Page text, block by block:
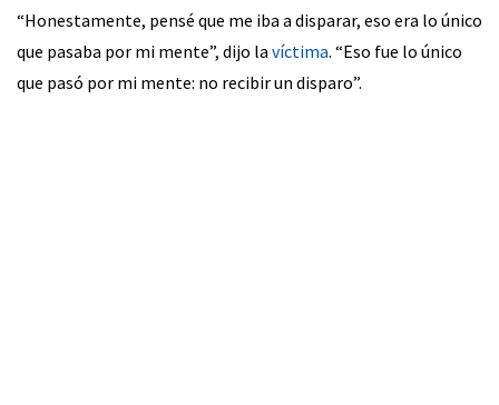
“Honestamente, pensé que me iba a disparar, eso era lo único
que pasaba por mi mente”, dijo la víctima. “Eso fue lo único
que pasó por mi mente: no recibir un disparo”.